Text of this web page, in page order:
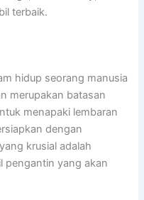
terbaik.
hidup seorang manusia
merupakan batasan
menapaki lembaran
dengan
krusial adalah
pengantin yang akan